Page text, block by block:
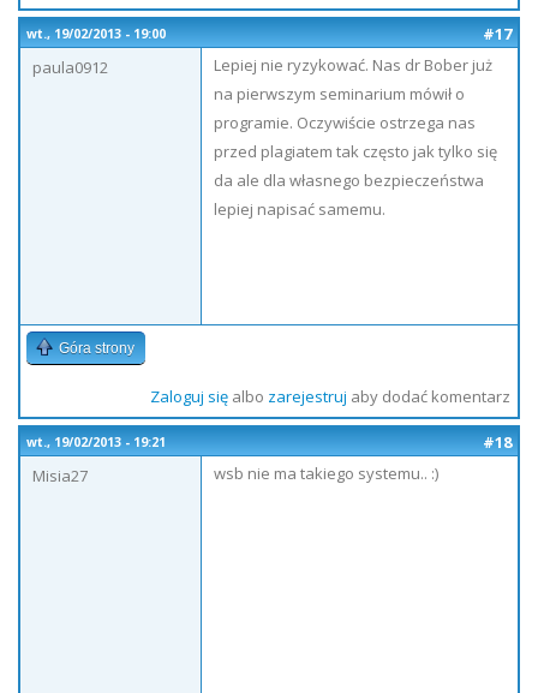
wt., 19/02/2013 - 19:00
#17
paula0912
Lepiej nie ryzykować. Nas dr Bober już
na pierwszym seminarium mówił o
programie. Oczywiście ostrzega nas
przed plagiatem tak często jak tylko się
da ale dla własnego bezpieczeństwa
lepiej napisać samemu.
Góra strony
Zaloguj sięalbo zarejestruj aby dodać komentarz
wt., 19/02/2013 - 19:21
#18
Misia27
wsb nie ma takiego systemu.. :)